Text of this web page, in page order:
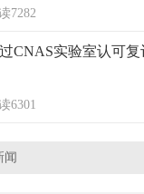
7282
CNAS实验室认可复
6301
闻